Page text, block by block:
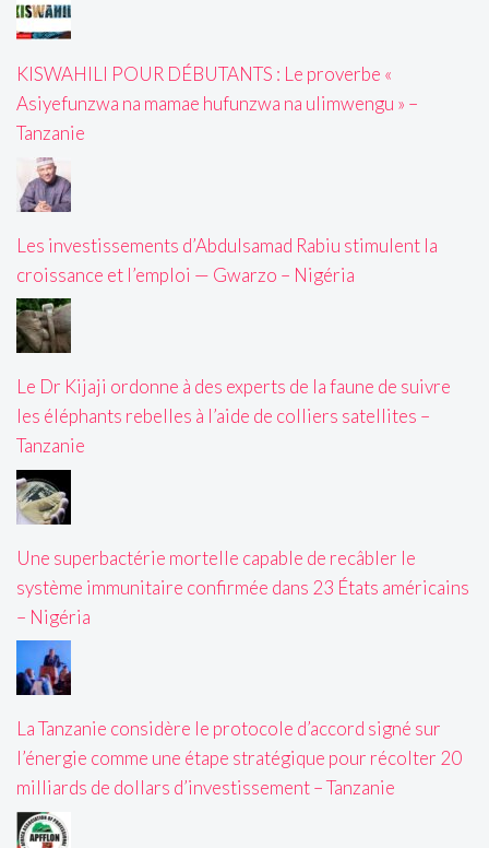
KISWAHILI POUR DÉBUTANTS : Le proverbe «
Asiyefunzwa na mamae hufunzwa na ulimwengu » –
Tanzanie
Les investissements d’Abdulsamad Rabiu stimulent la
croissance et l’emploi — Gwarzo – Nigéria
Le Dr Kijaji ordonne à des experts de la faune de suivre
les éléphants rebelles à l’aide de colliers satellites –
Tanzanie
Une superbactérie mortelle capable de recâbler le
système immunitaire confirmée dans 23 États américains
– Nigéria
La Tanzanie considère le protocole d’accord signé sur
l’énergie comme une étape stratégique pour récolter 20
milliards de dollars d’investissement – Tanzanie